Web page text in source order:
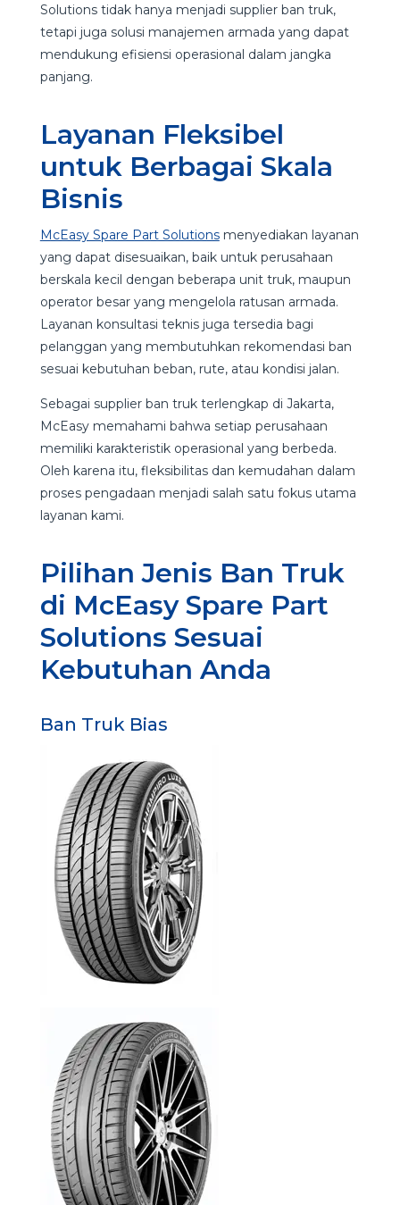
Solutions tidak hanya menjadi supplier ban truk,
tetapi juga solusi manajemen armada yang dapat
mendukung efisiensi operasional dalam jangka
panjang.
Layanan Fleksibel
untuk Berbagai Skala
Bisnis
McEasy Spare Part Solutionsmenyediakan layanan
yang dapat disesuaikan, baik untuk perusahaan
berskala kecil dengan beberapa unit truk, maupun
operator besar yang mengelola ratusan armada.
Layanan konsultasi teknis juga tersedia bagi
pelanggan yang membutuhkan rekomendasi ban
sesuai kebutuhan beban, rute, atau kondisi jalan.
Sebagai supplier ban truk terlengkap di Jakarta,
McEasy memahami bahwa setiap perusahaan
memiliki karakteristik operasional yang berbeda.
Oleh karena itu, fleksibilitas dan kemudahan dalam
proses pengadaan menjadi salah satu fokus utama
layanan kami.
Pilihan Jenis Ban Truk
di McEasy Spare Part
Solutions Sesuai
Kebutuhan Anda
Ban Truk Bias